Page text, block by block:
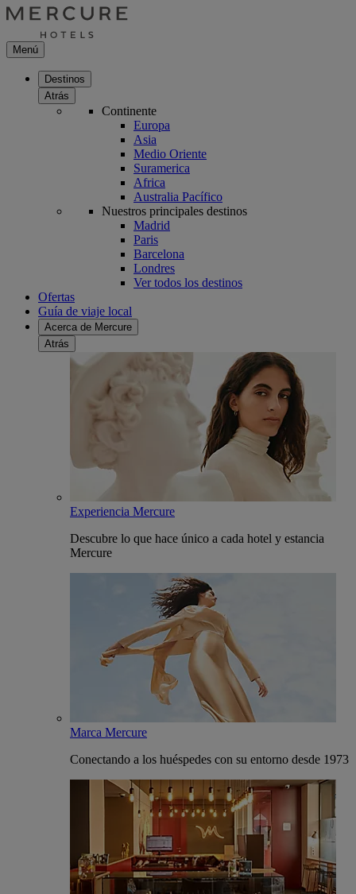
Menú
Destinos
Atrás
Continente
Europa
Asia
Medio Oriente
Suramerica
Africa
Australia Pacífico
Nuestros principales destinos
Madrid
Paris
Barcelona
Londres
Ver todos los destinos
Ofertas
Guía de viaje local
Acerca de Mercure
Atrás
Experiencia Mercure
Descubre lo que hace único a cada hotel y estancia
Mercure
Marca Mercure
Conectando a los huéspedes con su entorno desde 1973